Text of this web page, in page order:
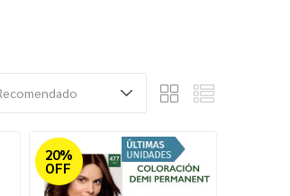
20%
OFF